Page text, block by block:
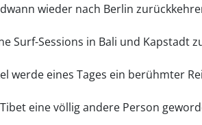
wieder nach Berlin
Surf-Sessions in Bali und Kapstadt
werde eines Tages ein berühmter
eine völlig andere Person